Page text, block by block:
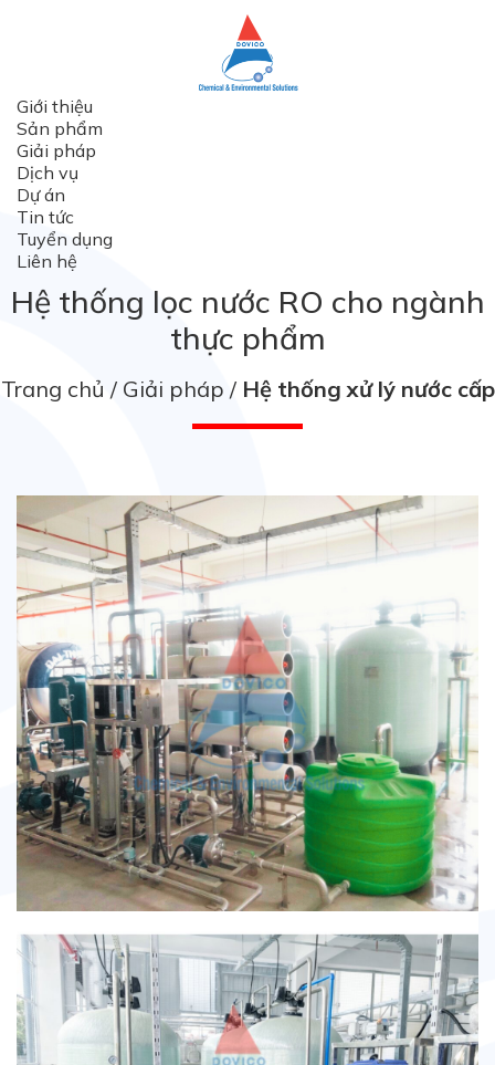
Giới thiệu
Sản phẩm
Giải pháp
Dịch vụ
Dự án
Tin tức
Tuyển dụng
Liên hệ
Hệ thống lọc nước RO cho ngành
thực phẩm
Trang chủ Giải pháp Hệ thống xử lý nước cấp